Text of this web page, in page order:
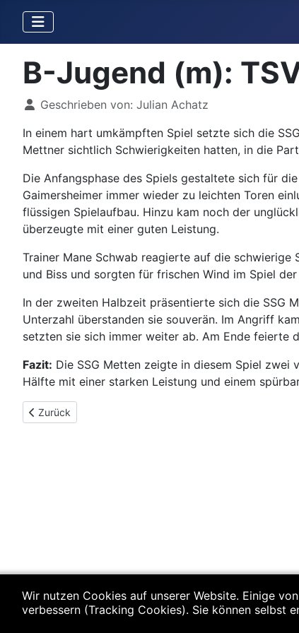
B-Jugend (m):
DetailsGeschrieben von: Julian Achatz
In einem hart umkämpften Spiel setzte sich die
Mettner sichtlich Schwierigkeiten hatten, in die
Die Anfangsphase des Spiels gestaltete sich für
Gaimersheimer immer wieder zu leichten Toren
flüssigen Spielaufbau. Hinzu kam noch der
überzeugte mit einer guten Leistung.
Trainer Mane Schwab reagierte auf die
und Biss und sorgten für frischen Wind im Spiel
In der zweiten Halbzeit präsentierte sich die SSG
Unterzahl überstanden sie souverän. Im Angriff
setzten sie sich immer weiter ab. Am Ende feierte
Fazit: Die SSG Metten zeigte in diesem Spiel
Hälfte mit einer starken Leistung und einem
Vorheriger Beitrag: B-Jugend (m): SSG Metten - Indersdorf
Zurück
Wir nutzen Cookies auf unserer Website. Einige
verbessern (Tracking Cookies). Sie können selbst